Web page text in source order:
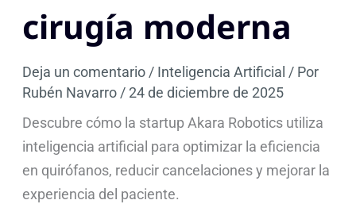
cirugía moderna
Deja un comentario/ Inteligencia Artificial / Por
Rubén Navarro/ 24 de diciembre de 2025
Descubre cómo la startup Akara Robotics utiliza
inteligencia artificial para optimizar la eficiencia
en quirófanos, reducir cancelaciones y mejorar la
experiencia del paciente.